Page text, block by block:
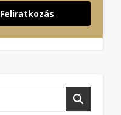
Feliratkozás